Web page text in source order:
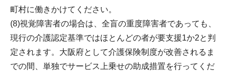
町村に働きかけてください。
(8)視覚障害者の場合は、全盲の重度障害者であっても、
現行の介護認定基準ではほとんどの者が要支援1か2と判
定されます。大阪府として介護保険制度が改善されるま
での間、単独でサービス上乗せの助成措置を行ってくだ